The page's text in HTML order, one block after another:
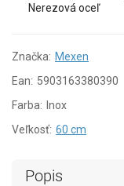
Nerezová oceľ
Značka: Mexen
Ean: 5903163380390
Farba: Inox
Veľkosť: 60 cm
Popis